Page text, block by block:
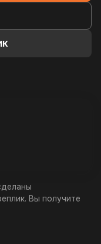
Вы получите